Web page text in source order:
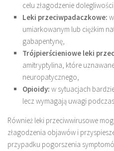
celu złagodzenie
Leki przeciwpadaczkowe:
umiarkowanym lub ciężkim
gabapentynę,
Trójpierścieniowe leki
amitryptylina, które
neuropatycznego,
Opioidy: w sytuacjach
lecz wymagają uwagi
Również leki przeciwwirusowe
złagodzenia objawów i
przypadku pogorszenia